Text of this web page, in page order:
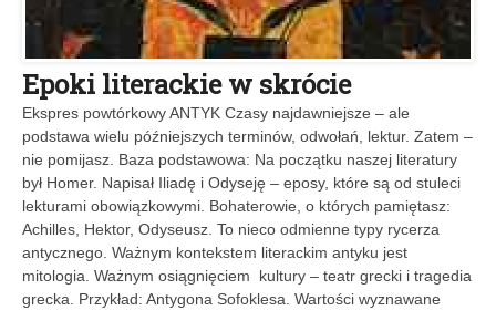
Epoki literackie w skrócie
Ekspres powtórkowy ANTYK Czasy najdawniejsze – ale
podstawa wielu późniejszych terminów, odwołań, lektur. Zatem –
nie pomijasz. Baza podstawowa: Na początku naszej literatury
był Homer. Napisał Iliadę i Odyseję – eposy, które są od stuleci
lekturami obowiązkowymi. Bohaterowie, o których pamiętasz:
Achilles, Hektor, Odyseusz. To nieco odmienne typy rycerza
antycznego. Ważnym kontekstem literackim antyku jest
mitologia. Ważnym osiągnięciem kultury – teatr grecki i tragedia
grecka. Przykład: Antygona Sofoklesa. Wartości wyznawane